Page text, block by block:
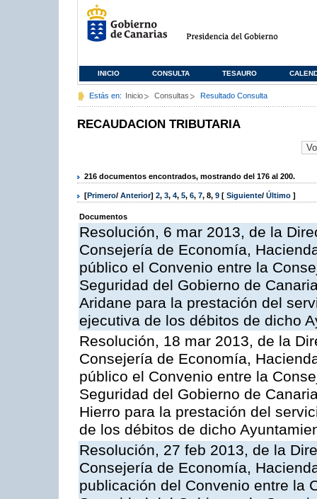
INICIO CONSULTA TESAURO
Estás en: Inicio Consultas Resultado Consulta
RECAUDACION TRIBUTARIA
216 documentos encontrados, mostrando del 176 al 200.
[Primero/ Anterior] 2, 3, 4, 5, 6, 7, 8, 9 [ Siguiente/ Último ]
Documentos
Resolución, 6 mar 2013, de la
Consejería de Economía,
público el Convenio entre la
Seguridad del Gobierno de
Aridane para la prestación del
ejecutiva de los débitos de dicho
Resolución, 18 mar 2013, de la
Consejería de Economía,
público el Convenio entre la
Seguridad del Gobierno de
Hierro para la prestación del
de los débitos de dicho
Resolución, 27 feb 2013, de la
Consejería de Economía,
publicación del Convenio entre la